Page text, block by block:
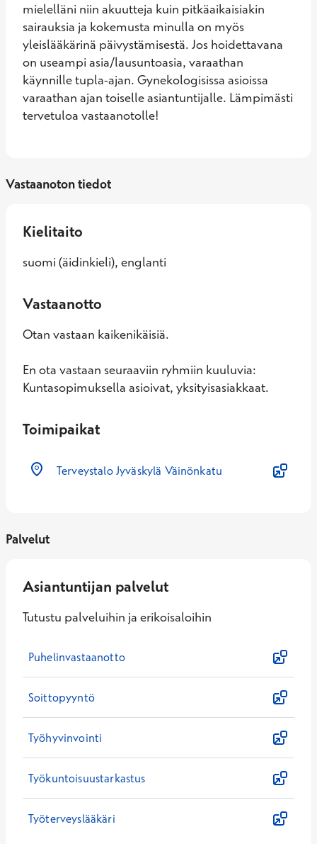
mielelläni niin akuutteja kuin pitkäaikaisiakin
sairauksia ja kokemusta minulla on myös
yleislääkärinä päivystämisestä. Jos hoidettavana
on useampi asia/lausuntoasia, varaathan
käynnille tupla-ajan. Gynekologisissa asioissa
varaathan ajan toiselle asiantuntijalle. Lämpimästi
tervetuloa vastaanotolle!
Vastaanoton tiedot
Kielitaito
suomi (äidinkieli), englanti
Vastaanotto
Otan vastaan kaikenikäisiä.
En ota vastaan seuraaviin ryhmiin kuuluvia:
Kuntasopimuksella asioivat, yksityisasiakkaat.
Toimipaikat
Terveystalo Jyväskylä Väinönkatu
Palvelut
Asiantuntijan palvelut
Tutustu palveluihin ja erikoisaloihin
Puhelinvastaanotto
Soittopyyntö
Työhyvinvointi
Työkuntoisuustarkastus
Työterveyslääkäri